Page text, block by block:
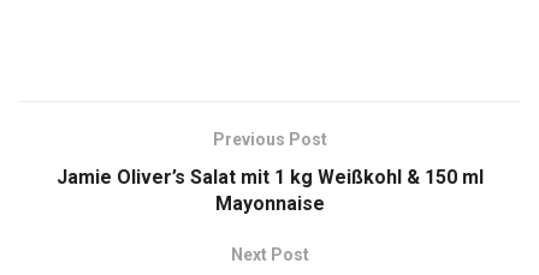
Previous Post
Jamie Oliver’s Salat mit 1 kg Weißkohl & 150 ml
Mayonnaise
Next Post